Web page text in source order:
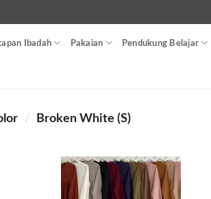
Ibadah Pakaian Pendukung Belajar
/ Broken White (S)
Add to